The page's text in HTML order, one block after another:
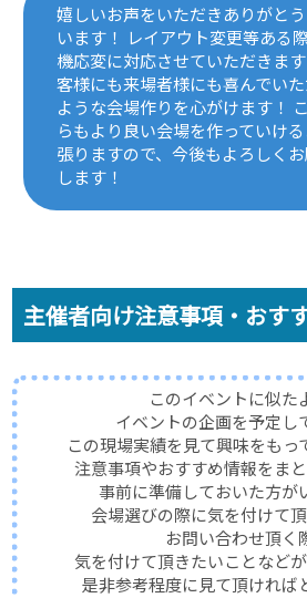
嬉しいお声をいただきありがと
います！ レイアウト変更等ある
機応変に対応させていただきま
客様にも来場者様にも喜んでい
ような会場作りを心がけます！
らもより良い会場を作っていけ
張りますので、今後もよろしく
します！
主催者向け注意事項・おす
このイベントに似た
イベントの企画を予定し
この現場実績を見て興味をもっ
注意事項やおすすめ情報をま
事前に準備しておいた方が
会場選びの際に気を付けて頂
お問い合わせ頂く
気を付けて頂きたいことなどが
是非参考程度に見て頂ければ